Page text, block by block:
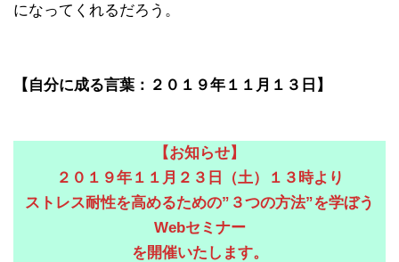
になってくれるだろう。
【自分に成る言葉：２０１９年１１月１３日】
【お知らせ】
２０１９年１１月２３日（土）１３時より
ストレス耐性を高めるための”３つの方法”を学ぼう
Webセミナー
を開催いたします。